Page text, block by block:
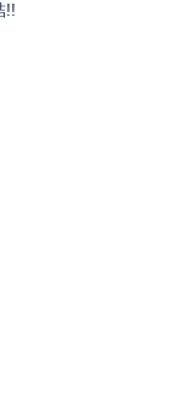
!!
７」に付帯して
です。
TOBOOKS